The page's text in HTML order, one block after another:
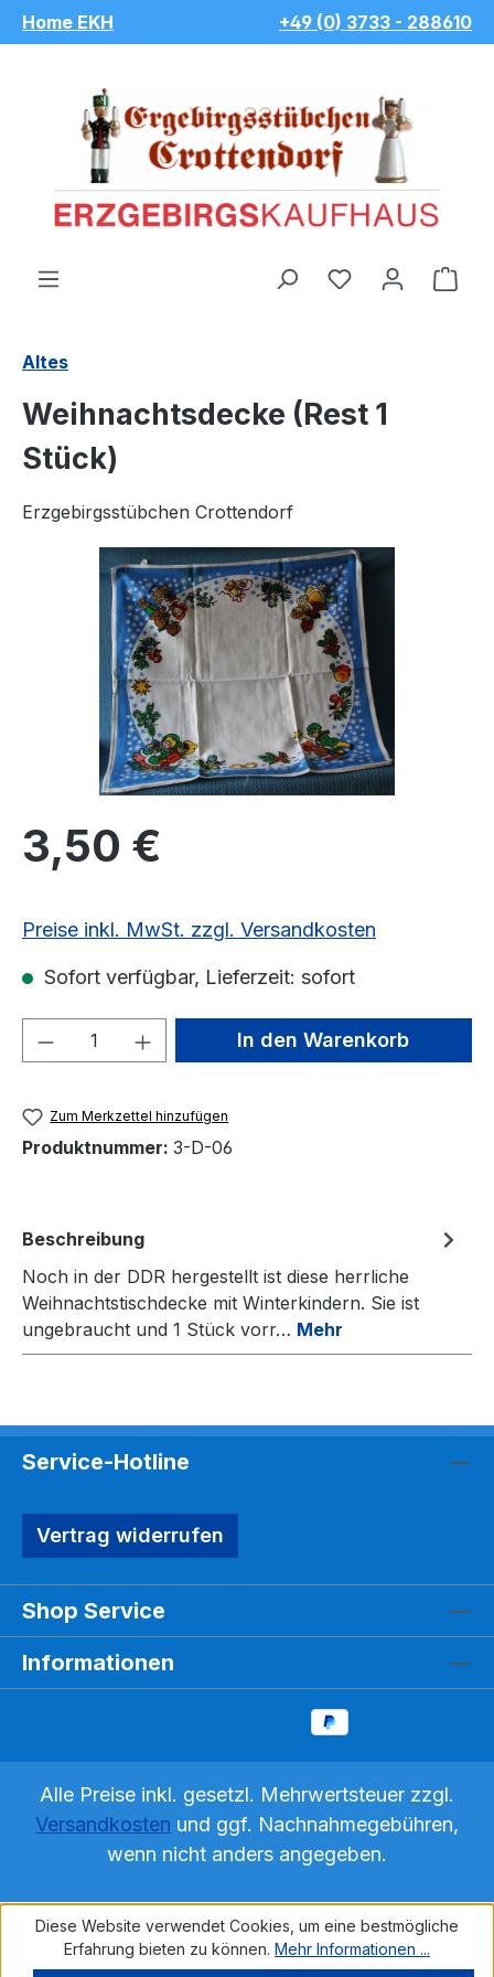
Zum Hauptinhalt springen
Home EKH +49 (0) 3733 - 288610
Du hast 0
Altes
Weihnachtsdecke (Rest 1
Stück)
Erzgebirgsstübchen Crottendorf
Bildergalerie überspringen
Regulärer Preis:
3,50 €
Preise inkl. MwSt. zzgl. Versandkosten
Sofort verfügbar, Lieferzeit: sofort
Produkt Anzahl: Gib denIn den Warenkorb
Zum Merkzettel hinzufügen
Produktnummer: 3-D-06
Beschreibung
Noch in der DDR hergestellt ist diese herrliche
Weihnachtstischdecke mit Winterkindern. Sie ist
ungebraucht und 1 Stück vorr… Mehr
Service-Hotline
Vertrag widerrufen
Shop Service
Informationen
Alle Preise inkl. gesetzl. Mehrwertsteuer zzgl.
Versandkosten und ggf. Nachnahmegebühren,
wenn nicht anders angegeben.
Diese Website verwendet Cookies, um eine bestmögliche
Erfahrung bieten zu können. Mehr Informationen ...